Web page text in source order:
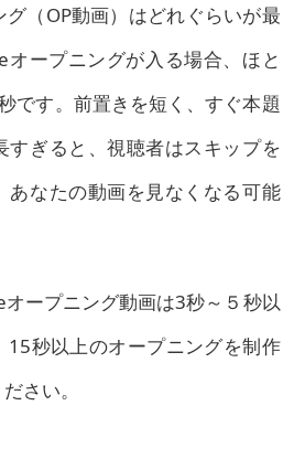
（OP動画）はどれぐらいが最
オープニングが入る場合、ほと
です。前置きを短く、すぐ本題
すぎると、視聴者はスキップを
あなたの動画を見なくなる可能
ープニング動画は3秒～５秒以
15秒以上のオープニングを制作
さい。